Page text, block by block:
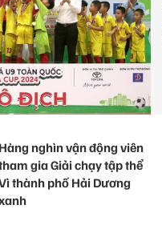
Hàng nghìn vận động viên
gia Giải chạy tập thể
thành phố Hải Dương